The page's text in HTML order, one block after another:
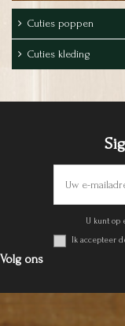
Cuties poppen
Cuties kleding
U kunt op
Ik accepteer
Volg ons